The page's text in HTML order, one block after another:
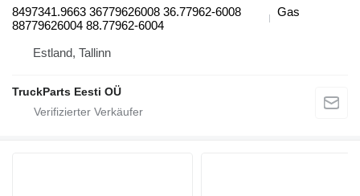
8497341.9663 36779626008 36.77962-6008
88779626004 88.77962-6004
Gas
Estland, Tallinn
TruckParts Eesti OÜ